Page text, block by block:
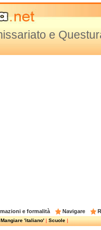
e
e formalità Navigare
Mangiare 'italiano'|Scuole|